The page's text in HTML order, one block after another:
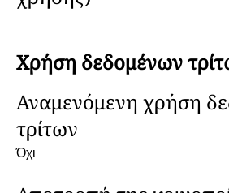
Χρήση δεδομένων
Αναμενόμενη χρήση
τρίτων
Όχι